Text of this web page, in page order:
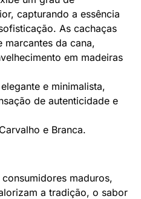
capturando a essência
As cachaças
marcantes da cana,
em madeiras
e minimalista,
de autenticidade e
e Branca.
maduros,
a tradição, o sabor